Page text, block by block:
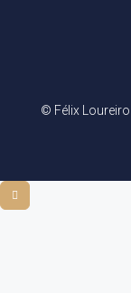
© Félix Loureiro